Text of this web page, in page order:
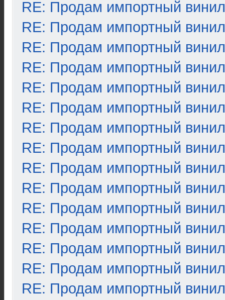
RE: Продам импортный винил
RE: Продам импортный винил
RE: Продам импортный винил
RE: Продам импортный винил
RE: Продам импортный винил
RE: Продам импортный винил
RE: Продам импортный винил
RE: Продам импортный винил
RE: Продам импортный винил
RE: Продам импортный винил
RE: Продам импортный винил
RE: Продам импортный винил
RE: Продам импортный винил
RE: Продам импортный винил
RE: Продам импортный винил